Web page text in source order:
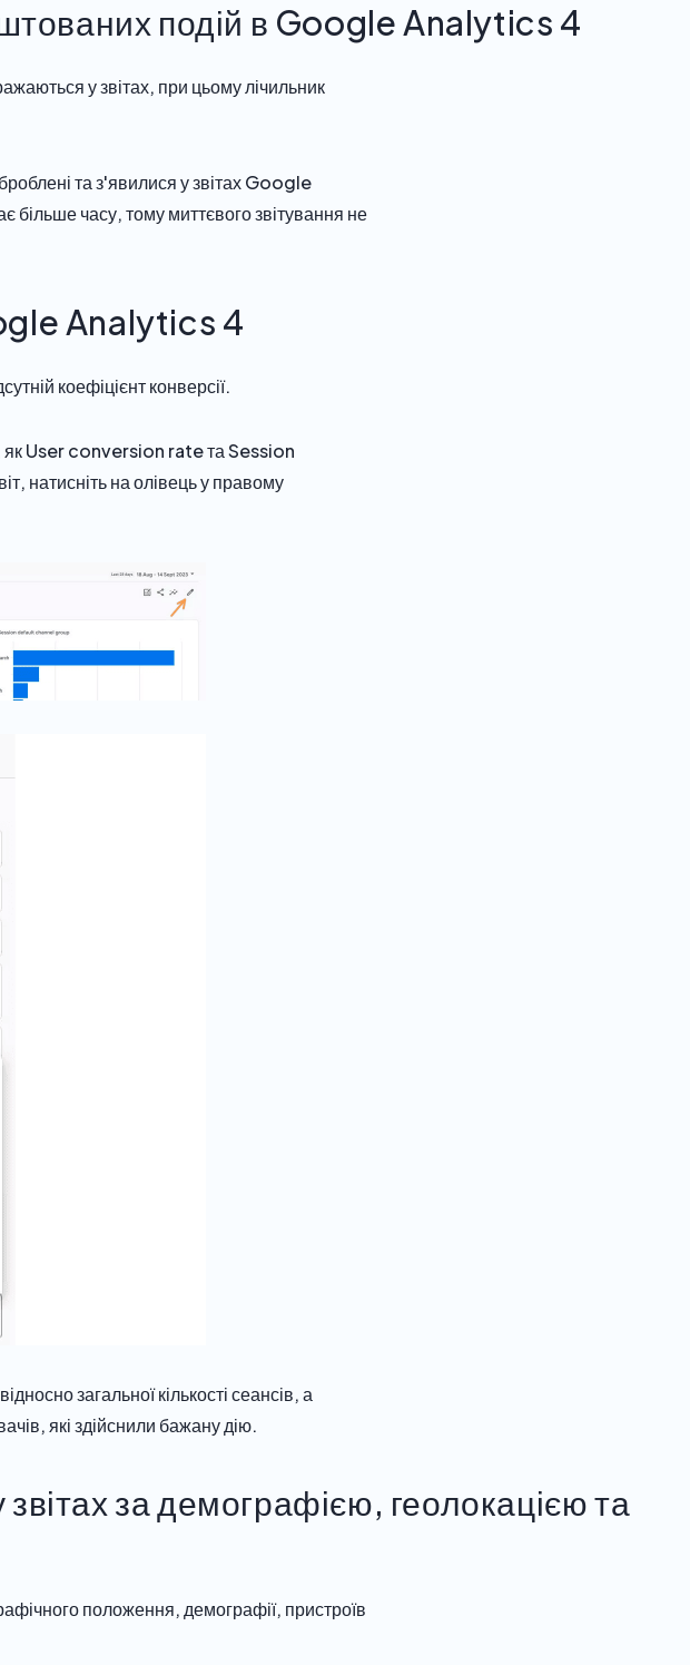
подій в Google Analytics 4
у звітах, при цьому лічильник
та з'явилися у звітах Google
більше часу, тому миттєвого звітування не
Analytics 4
коефіцієнт конверсії.
як User conversion rate та Session
натисніть на олівець у правому
загальної кількості сеансів, а
які здійснили бажану дію.
за демографією, геолокацією та
положення, демографії, пристроїв